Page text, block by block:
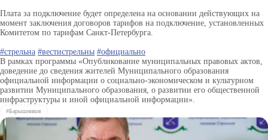
Плата за подключение будет определена на основании действующих на
момент заключения договоров тарифов на подключение, установленных
Комитетом по тарифам Санкт-Петербурга.
#стрельна #вестистрельны #официально
В рамках программы «Опубликование муниципальных правовых актов,
доведение до сведения жителей Муниципального образования
официальной информации о социально-экономическом и культурном
развитии Муниципального образования, о развитии его общественной
инфраструктуры и иной официальной информации».
#Барышников